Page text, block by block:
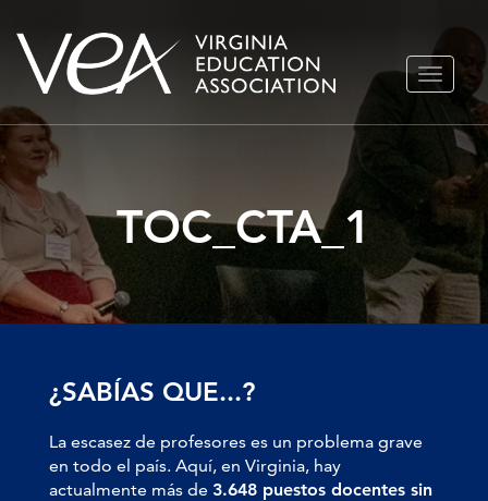
Ir
contenido
TOC_CTA_1
¿SABÍAS QUE...?
La escasez de profesores es un problema grave
en todo el país. Aquí, en Virginia, hay
actualmente más de 3.648 puestos docentes sin